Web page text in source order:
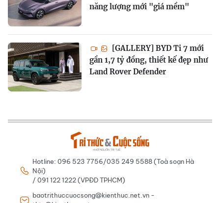
năng lượng mới "giá mềm"
[GALLERY] BYD Ti 7 mới
gần 1,7 tỷ đồng, thiết kế đẹp như
Land Rover Defender
Hotline: 096 523 7756/035 249 5588 (Toà soạn Hà
Nội)
/ 091 122 1222 (VPĐD TPHCM)
baotrithuccuocsong@kienthuc.net.vn -